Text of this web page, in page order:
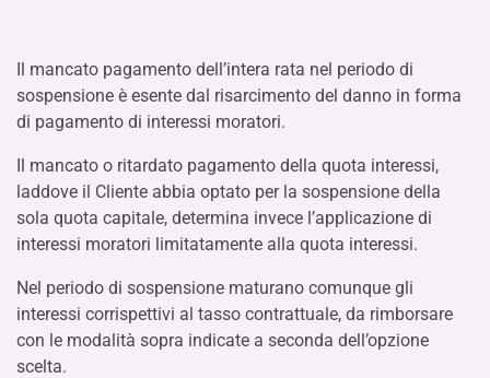
Il mancato pagamento dell’intera rata nel periodo di
sospensione è esente dal risarcimento del danno in forma
di pagamento di interessi moratori.
Il mancato o ritardato pagamento della quota interessi,
laddove il Cliente abbia optato per la sospensione della
sola quota capitale, determina invece l’applicazione di
interessi moratori limitatamente alla quota interessi.
Nel periodo di sospensione maturano comunque gli
interessi corrispettivi al tasso contrattuale, da rimborsare
con le modalità sopra indicate a seconda dell’opzione
scelta.